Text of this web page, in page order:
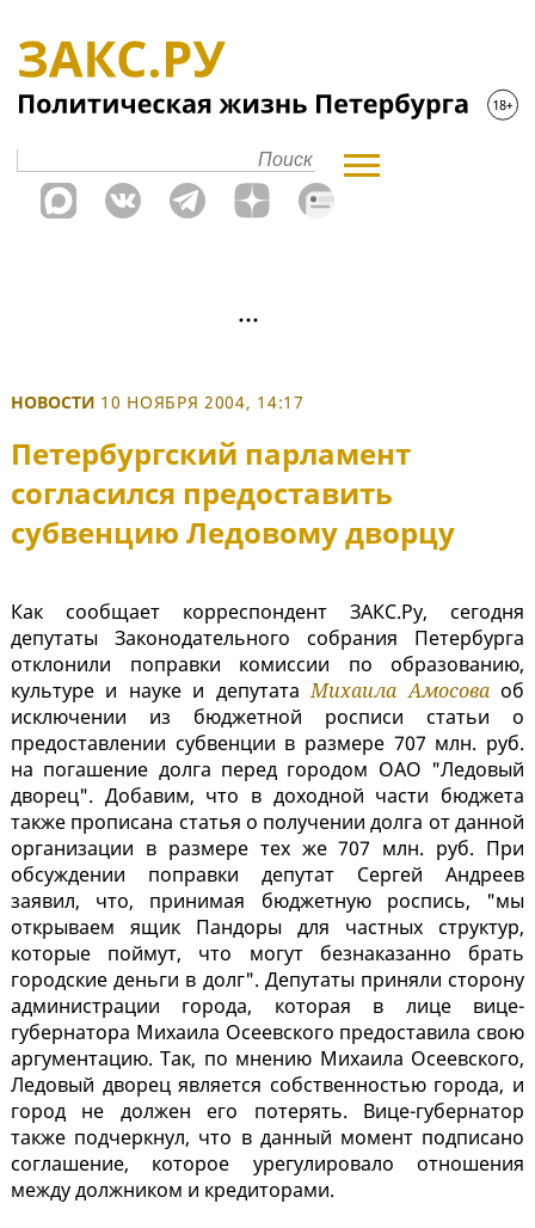
НОВОСТИ 10 НОЯБРЯ 2004, 14:17
Петербургский парламент
согласился предоставить
субвенцию Ледовому дворцу
Как сообщает корреспондент ЗАКС.Ру, сегодня
депутаты Законодательного собрания Петербурга
отклонили поправки комиссии по образованию,
культуре и науке и депутатаМихаила Амосоваоб
исключении из бюджетной росписи статьи о
предоставлении субвенции в размере 707 млн. руб.
на погашение долга перед городом ОАО "Ледовый
дворец". Добавим, что в доходной части бюджета
также прописана статья о получении долга от данной
организации в размере тех же 707 млн. руб. При
обсуждении поправки депутат Сергей Андреев
заявил, что, принимая бюджетную роспись, "мы
открываем ящик Пандоры для частных структур,
которые поймут, что могут безнаказанно брать
городские деньги в долг". Депутаты приняли сторону
администрации города, которая в лице вице-
губернатора Михаила Осеевского предоставила свою
аргументацию. Так, по мнению Михаила Осеевского,
Ледовый дворец является собственностью города, и
город не должен его потерять. Вице-губернатор
также подчеркнул, что в данный момент подписано
соглашение, которое урегулировало отношения
между должником и кредиторами.